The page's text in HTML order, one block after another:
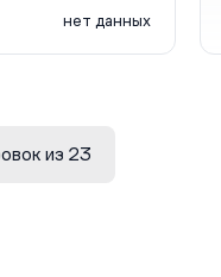
нет данных
из 23